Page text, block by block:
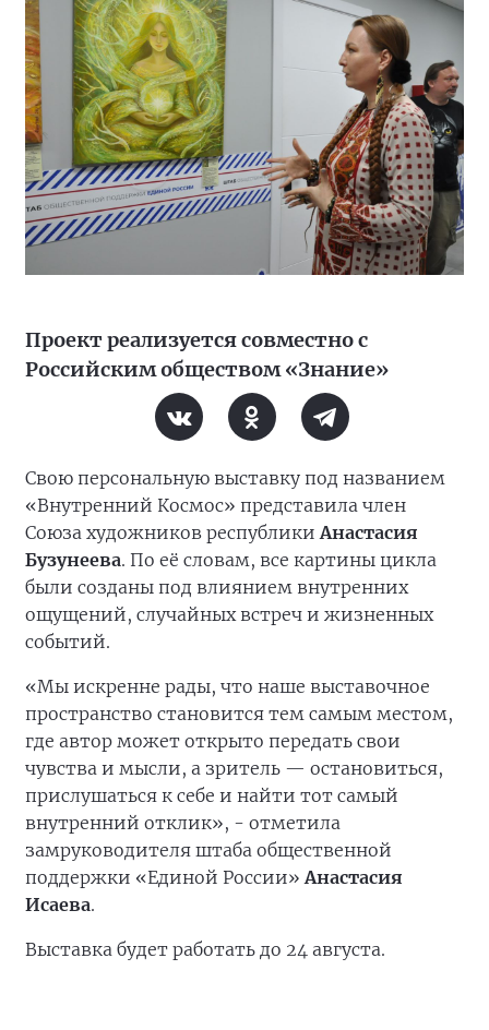
Проект реализуется совместно с
Российским обществом «Знание»
Свою персональную выставку под названием
«Внутренний Космос» представила член
Союза художников республики Анастасия
Бузунеева. По её словам, все картины цикла
были созданы под влиянием внутренних
ощущений, случайных встреч и жизненных
событий.
«Мы искренне рады, что наше выставочное
пространство становится тем самым местом,
где автор может открыто передать свои
чувства и мысли, а зритель — остановиться,
прислушаться к себе и найти тот самый
внутренний отклик», - отметила
замруководителя штаба общественной
поддержки «Единой России»Анастасия
Исаева.
Выставка будет работать до 24 августа.